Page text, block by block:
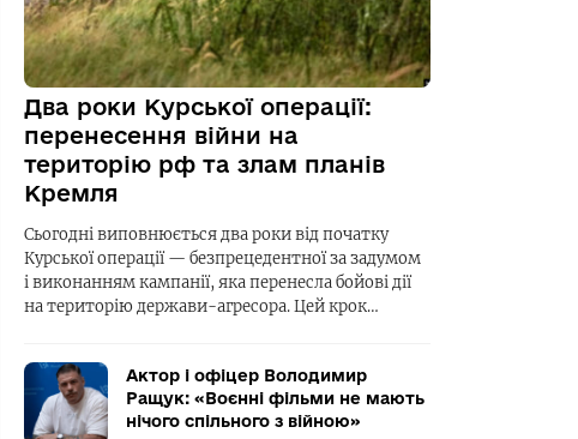
Два роки Курської операції:
перенесення війни на
територію рф та злам планів
Кремля
Сьогодні виповнюється два роки від початку
Курської операції — безпрецедентної за задумом
і виконанням кампанії, яка перенесла бойові дії
на територію держави-агресора. Цей крок…
Актор і офіцер Володимир
Ращук: «Воєнні фільми не мають
нічого спільного з війною»